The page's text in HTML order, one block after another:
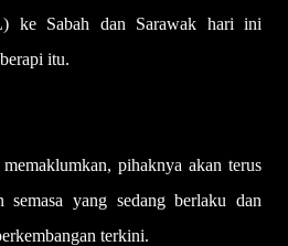
ke Sabah dan Sarawak hari ini
itu.
pihaknya akan terus
semasa yang sedang berlaku dan
terkini.